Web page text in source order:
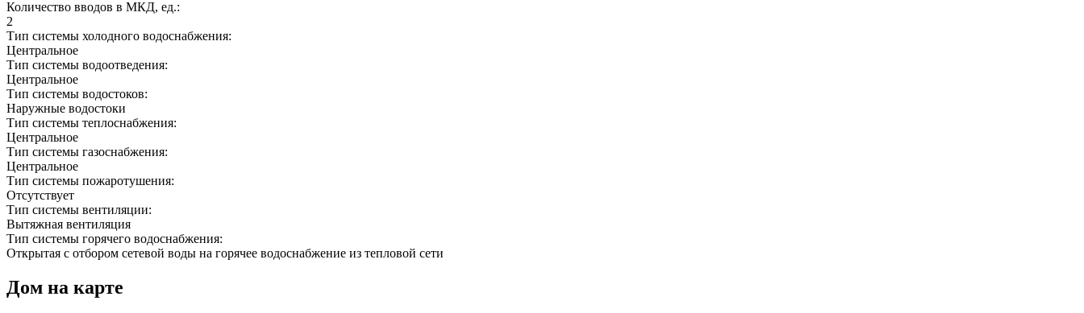
Количество вводов в МКД, ед.:
2
Тип системы холодного водоснабжения:
Центральное
Тип системы водоотведения:
Центральное
Тип системы водостоков:
Наружные водостоки
Тип системы теплоснабжения:
Центральное
Тип системы газоснабжения:
Центральное
Тип системы пожаротушения:
Отсутствует
Тип системы вентиляции:
Вытяжная вентиляция
Тип системы горячего водоснабжения:
Открытая с отбором сетевой воды на горячее водоснабжение из тепловой сети
Дом на карте